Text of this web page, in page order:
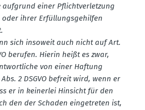
auf­grund einer Pflicht­ver­letzung
oder ihrer Erfül­lungs­ge­hilfen
sich insoweit auch nicht auf Art.
berufen. Hierin heißt es zwar,
von einer Haftung
2 DSGVO befreit wird, wenn er
er in keinerlei Hinsicht für den
den der Schaden einge­treten ist,